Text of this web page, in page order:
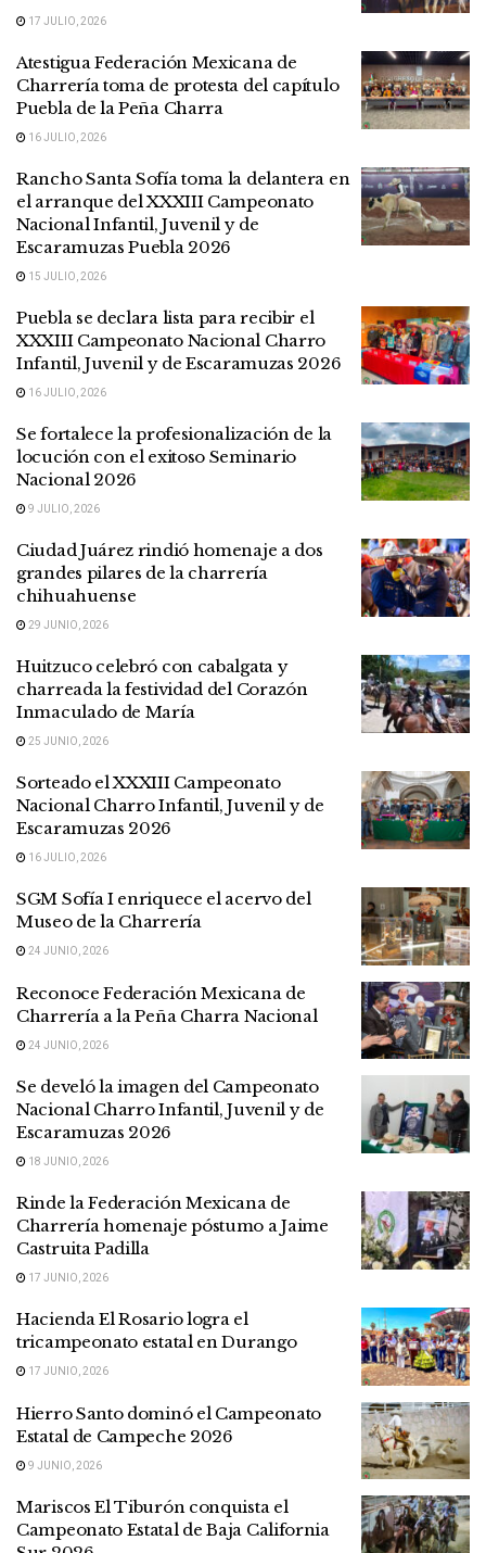
17 JULIO, 2026
Atestigua Federación Mexicana de
Charrería toma de protesta del capítulo
Puebla de la Peña Charra
16 JULIO, 2026
Rancho Santa Sofía toma la delantera en
el arranque del XXXIII Campeonato
Nacional Infantil, Juvenil y de
Escaramuzas Puebla 2026
15 JULIO, 2026
Puebla se declara lista para recibir el
XXXIII Campeonato Nacional Charro
Infantil, Juvenil y de Escaramuzas 2026
16 JULIO, 2026
Se fortalece la profesionalización de la
locución con el exitoso Seminario
Nacional 2026
9 JULIO, 2026
Ciudad Juárez rindió homenaje a dos
grandes pilares de la charrería
chihuahuense
29 JUNIO, 2026
Huitzuco celebró con cabalgata y
charreada la festividad del Corazón
Inmaculado de María
25 JUNIO, 2026
Sorteado el XXXIII Campeonato
Nacional Charro Infantil, Juvenil y de
Escaramuzas 2026
16 JULIO, 2026
SGM Sofía I enriquece el acervo del
Museo de la Charrería
24 JUNIO, 2026
Reconoce Federación Mexicana de
Charrería a la Peña Charra Nacional
24 JUNIO, 2026
Se develó la imagen del Campeonato
Nacional Charro Infantil, Juvenil y de
Escaramuzas 2026
18 JUNIO, 2026
Rinde la Federación Mexicana de
Charrería homenaje póstumo a Jaime
Castruita Padilla
17 JUNIO, 2026
Hacienda El Rosario logra el
tricampeonato estatal en Durango
17 JUNIO, 2026
Hierro Santo dominó el Campeonato
Estatal de Campeche 2026
9 JUNIO, 2026
Mariscos El Tiburón conquista el
Campeonato Estatal de Baja California